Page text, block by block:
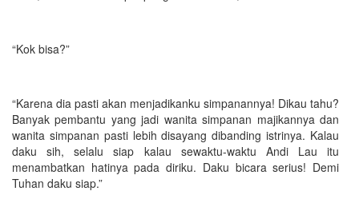
“Kok bisa?”
“Karena dia pasti akan menjadikanku simpanannya! Dikau tahu?
Banyak pembantu yang jadi wanita simpanan majikannya dan
wanita simpanan pasti lebih disayang dibanding istrinya. Kalau
daku sih, selalu siap kalau sewaktu-waktu Andi Lau itu
menambatkan hatinya pada diriku. Daku bicara serius! Demi
Tuhan daku siap.”